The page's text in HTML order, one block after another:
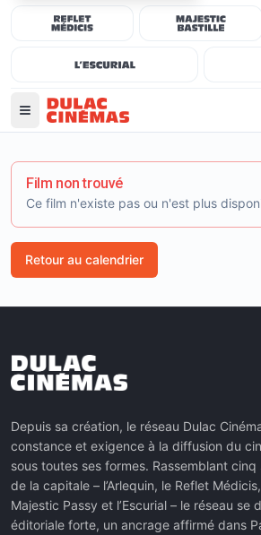
Film non trouvé
Ce film n'existe pas ou n'est plus
Retour au calendrier
Depuis sa création, le réseau Dulac
constance et exigence à la diffusion du
sous toutes ses formes. Rassemblant
de la capitale – l’Arlequin, le Reflet
Majestic Passy et l’Escurial – le réseau se
éditoriale forte, un ancrage affirmé dans